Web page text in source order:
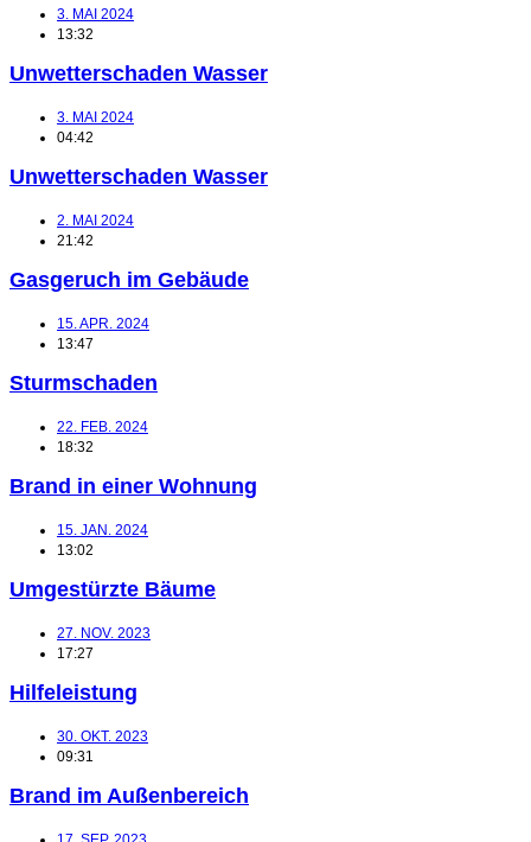
3. MAI 2024
13:32
Unwetterschaden Wasser
3. MAI 2024
04:42
Unwetterschaden Wasser
2. MAI 2024
21:42
Gasgeruch im Gebäude
15. APR. 2024
13:47
Sturmschaden
22. FEB. 2024
18:32
Brand in einer Wohnung
15. JAN. 2024
13:02
Umgestürzte Bäume
27. NOV. 2023
17:27
Hilfeleistung
30. OKT. 2023
09:31
Brand im Außenbereich